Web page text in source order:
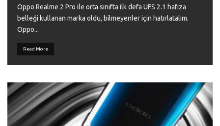
Oppo Realme 2 Pro ile orta sınıfta ilk defa UFS 2.1 hafıza
belleği kullanan marka oldu, bilmeyenler için hatırlatalım.
Oppo...
Read More